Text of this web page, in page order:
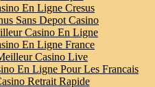
En Ligne Cresus
Sans Depot Casino
Casino En Ligne
En Ligne France
Casino Live
En Ligne Pour Les Francais
Retrait Rapide